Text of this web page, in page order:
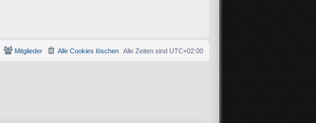
Alle Zeiten sind UTC+02:00
Alle Cookies löschen
Mitglieder